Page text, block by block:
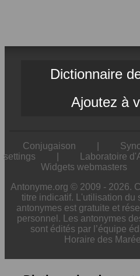
Dictionnaire
Ajoutez à
Conjugaison
settings
Laboratoire
Widgets webmasters
Antonyme.org © 2009 - 2026.
titre indicatif. L'utilisation du
antonymes est gratuite et
personnel. Les antonymes
sont édités par l’équipe
Horaire des